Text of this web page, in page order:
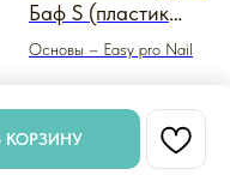
КОРЗИНУ
Баф S (пластик
прозрачный)
Основы – Easy pro Nail